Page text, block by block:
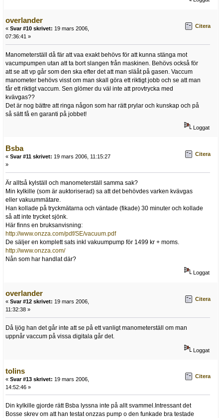
overlander
« Svar #10 skrivet: 19 mars 2006,
07:36:41 »
Citera
Manometerställ då fär att vaa exakt behövs för att kunna stänga mot
vacumpumpen utan att ta bort slangen från maskinen. Behövs också för
att se att vp går som den ska efter det att man släåt på gasen. Vaccum
manometer behövs visst om man skall göra ett riktigt jobb och se att man
får ett riktigt vaccum. Sen glömer du väl inte att provtrycka med
kvävgas??
Det är nog bättre att ringa någon som har rätt prylar och kunskap och på
så sätt få en garanti på jobbet!
Loggat
Bsba
« Svar #11 skrivet: 19 mars 2006, 11:15:27
»
Citera
Är alltså kylställ och manometerställ samma sak?
Min kylkille (som är auktoriserad) sa att det behövdes varken kvävgas
eller vakuummätare.
Han kollade på tryckmätarna och väntade (fikade) 30 minuter och kollade
så att inte trycket sjönk.
Här finns en bruksanvisning:
http://www.onzza.com/pdf/SE/vacuum.pdf
De säljer en komplett sats inkl vakuumpump för 1499 kr + moms.
http://www.onzza.com/
Nån som har handlat där?
Loggat
overlander
« Svar #12 skrivet: 19 mars 2006,
11:32:38 »
Citera
Då ljög han det går inte att se på ett vanligt manometerställ om man
uppnår vaccum på vissa digitala går det.
Loggat
tolins
« Svar #13 skrivet: 19 mars 2006,
14:52:46 »
Citera
Din kylkille gjorde rätt Bsba lyssna inte på allt svammel.Intressant det
Bosse skrev om att han testat onzzas pump o den funkade bra testade